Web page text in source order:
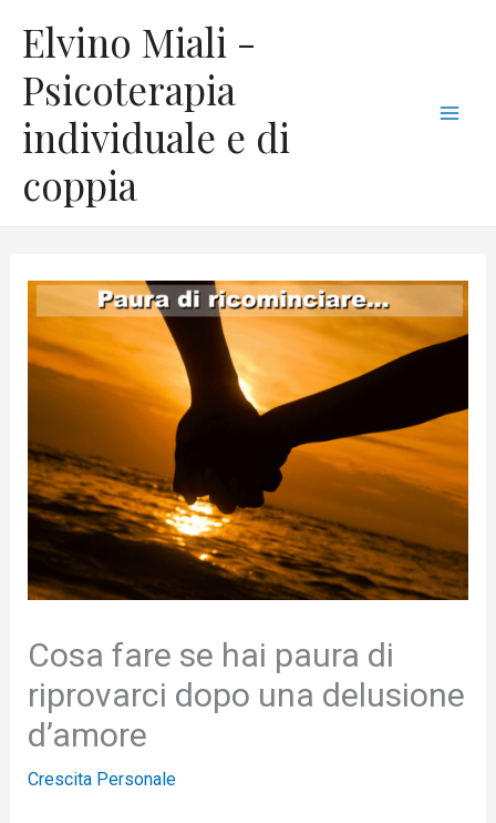
contenuto
Elvino Miali -
Psicoterapia
individuale e di
coppia
Cosa fare se hai paura di
riprovarci dopo una delusione
d’amore
Crescita Personale
a
t
e
g
o
r